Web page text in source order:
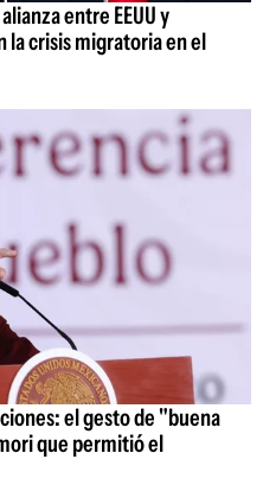
entre EEUU y
la crisis migratoria en el
el gesto de "buena
que permitió el